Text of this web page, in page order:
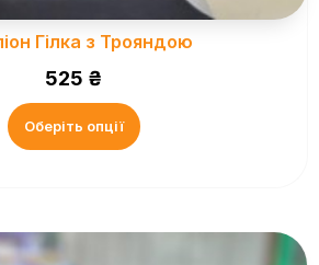
Гілка з Трояндою
525 ₴
Оберіть опції